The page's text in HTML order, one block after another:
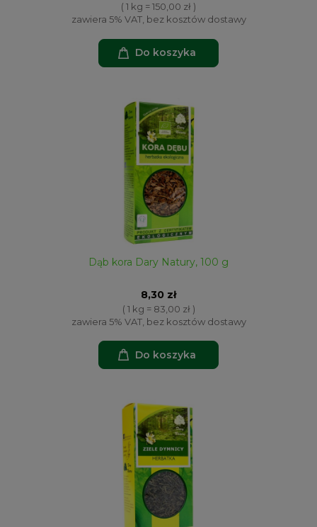
( 1 kg = 150,00 zł )
zawiera 5% VAT, bez kosztów dostawy
Do koszyka
Dąb kora Dary Natury, 100 g
8,30 zł
( 1 kg = 83,00 zł )
zawiera 5% VAT, bez kosztów dostawy
Do koszyka